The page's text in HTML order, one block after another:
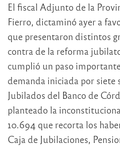
El fiscal Adjunto de la
Fierro, dictaminó ayer a
que presentaron distintos
contra de la reforma
cumplió un paso
demanda iniciada por siete
Jubilados del Banco de
planteado la
10.694 que recorta los
Caja de Jubilaciones,